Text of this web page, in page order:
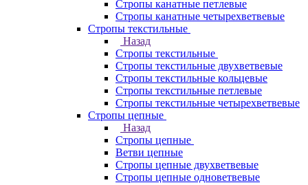
Стропы канатные петлевые
Стропы канатные четырехветвевые
Стропы текстильные
Назад
Стропы текстильные
Стропы текстильные двухветвевые
Стропы текстильные кольцевые
Стропы текстильные петлевые
Стропы текстильные четырехветвевые
Стропы цепные
Назад
Стропы цепные
Ветви цепные
Стропы цепные двухветвевые
Стропы цепные одноветвевые